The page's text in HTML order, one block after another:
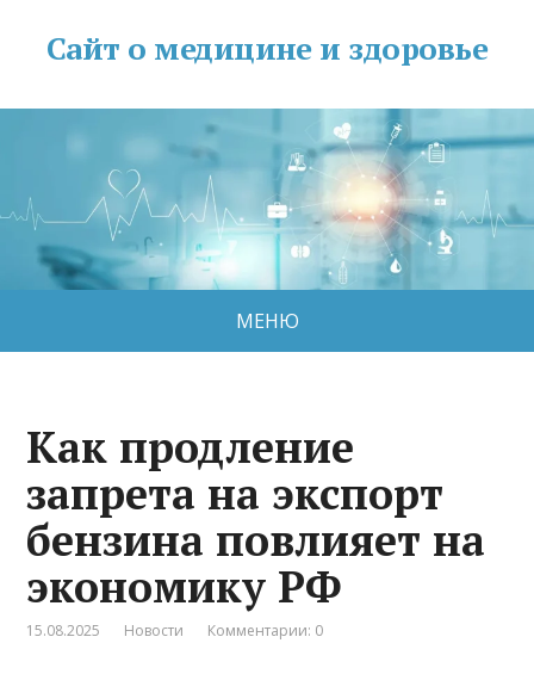
Сайт о медицине и здоровье
МЕНЮ
Как продление
запрета на экспорт
бензина повлияет на
экономику РФ
15.08.2025 Новости Комментарии: 0